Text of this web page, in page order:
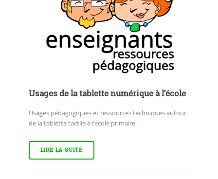
Usages de la tablette numérique à l’école
Usages pédagogiques et ressources techniques autour
de la tablette tactile à l’école primaire.
LIRE LA SUITE